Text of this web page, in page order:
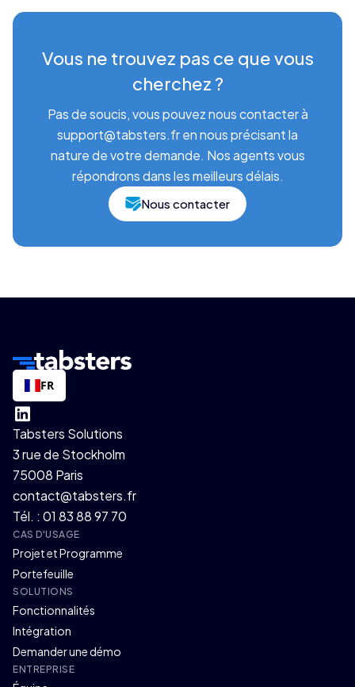
Vous ne trouvez pas ce que vous
cherchez ?
Pas de soucis, vous pouvez nous contacter à
support@tabsters.fr en nous précisant la
nature de votre demande. Nos agents vous
répondrons dans les meilleurs délais.
Nous contacter
FR
Tabsters Solutions
3 rue de Stockholm
75008 Paris
contact@tabsters.fr
Tél. : 01 83 88 97 70
CAS D'USAGE
Projet et Programme
Portefeuille
SOLUTIONS
Fonctionnalités
Intégration
Demander une démo
ENTREPRISE